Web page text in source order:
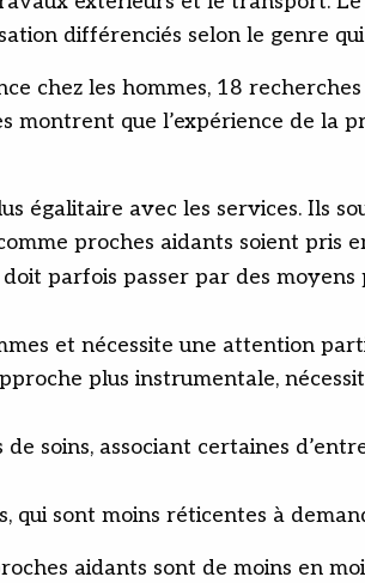
différenciés selon le genre
chez les hommes, 18
montrent que l’expérience de la
égalitaire avec les services. Ils
proches aidants soient pris
parfois passer par des
et nécessite une attention
plus instrumentale,
soins, associant certaines
qui sont moins réticentes à
aidants sont de moins en